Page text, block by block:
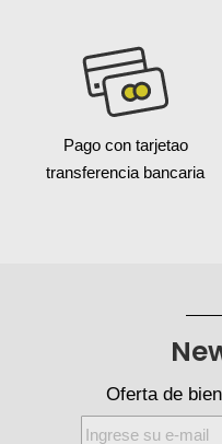
Pago con tarjetao
transferencia bancaria
Oferta de
Inscríbase